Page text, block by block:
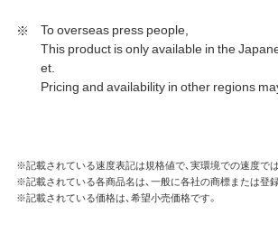
To overseas press people,
This product is only available in the
et.
Pricing and availability in other regions
※記載されている速度表記は規格値で、実環境での速度で
※記載されている各商品名は、一般に各社の商標または登録
※記載されている価格は、希望小売価格です。